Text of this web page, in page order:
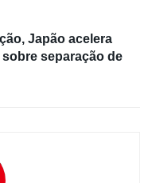
Japão acelera
separação de